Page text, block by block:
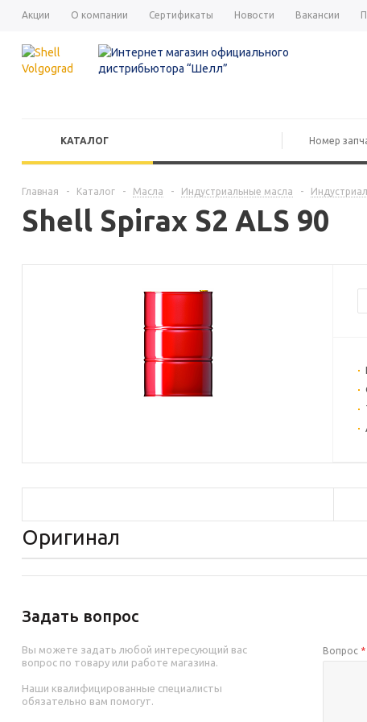
Акции О компании Сертификаты Новости Вакансии
КАТАЛОГ
Главная - Каталог - Масла - Индустриальные масла -
Shell Spirax S2 ALS 90
Оригинал
Задать вопрос
Вы можете задать любой интересующий вас
вопрос по товару или работе магазина.
Наши квалифицированные специалисты
обязательно вам помогут.
Вопрос *